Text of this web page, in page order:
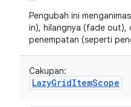
Pengubah ini
in), hilangnya (fade out),
penempatan (seperti
Cakupan:
LazyGridItemScope